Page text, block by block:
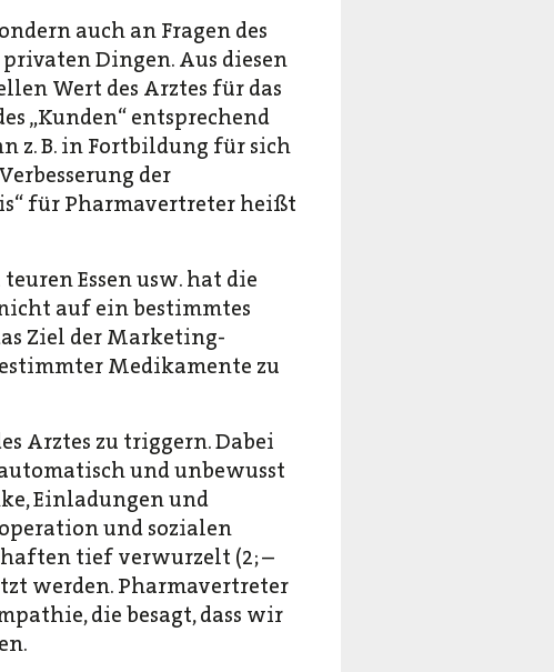
auch an Fragen des
Dingen. Aus diesen
Wert des Arztes für das
„Kunden“ entsprechend
z. B. in Fortbildung für sich
der
für Pharmavertreter heißt
Essen usw. hat die
auf ein bestimmtes
Ziel der Marketing-
Medikamente zu
Arztes zu triggern. Dabei
und unbewusst
Einladungen und
und sozialen
tief verwurzelt (2; –
werden. Pharmavertreter
die besagt, dass wir